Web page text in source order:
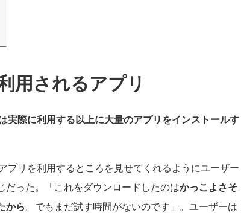
用されるアプリ
実際に利用する以上に大量のアプリをインストールす
リを利用するところを見せてくれるようにユーザー
った。「これをダウンロードしたのはかっこよさそ
から。でもまだ試す時間がないのです」。ユーザーは